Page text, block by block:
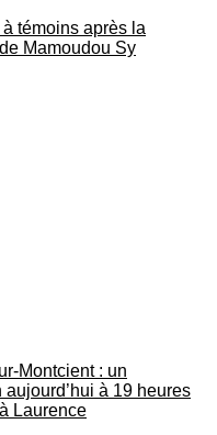
témoins après la
Mamoudou Sy
: un
à 19 heures
Laurence